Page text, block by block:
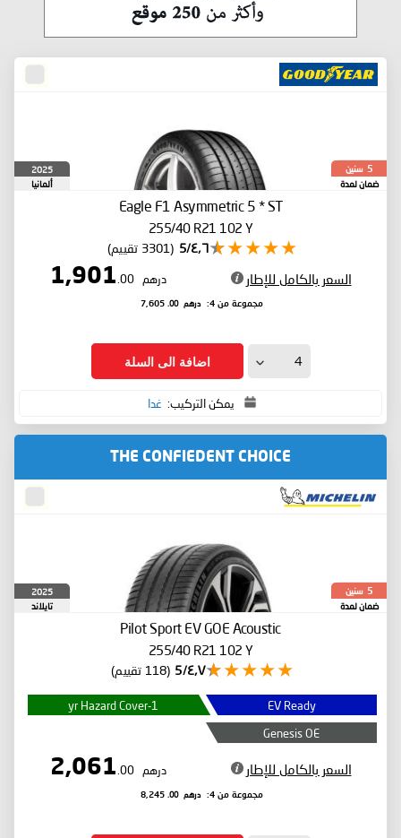
5 سنين
ضمان لمدة
2025
ألمانيا
Eagle F1 Asymmetric 5 * ST
255/40 R21 102 Y
٤٫٦/5 (3301 تقييم)
السعر بالكامل للإطار درهم 1,901
.00
مجموعة من 4: درهم 7,605
.00
اضافة الى السلة
يمكن التركيب: غدا
THE CONFIEDENT CHOICE
5 سنين
ضمان لمدة
2025
تايلاند
Pilot Sport EV GOE Acoustic
255/40 R21 102 Y
٤٫٧/5 (118 تقييم)
EV Ready
1-yr Hazard Cover
Genesis OE
السعر بالكامل للإطار درهم 2,061
.00
مجموعة من 4: درهم 8,245
.00